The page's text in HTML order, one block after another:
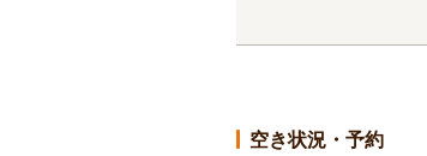
空き状況・予約